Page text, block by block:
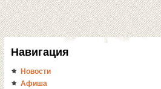
Навигация
Новости
Афиша